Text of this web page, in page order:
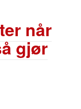
når
gjør